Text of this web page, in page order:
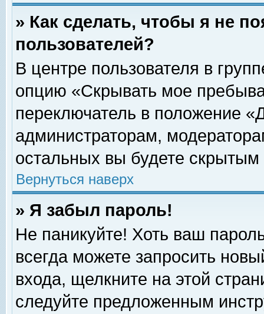
» Как сделать, чтобы я не
пользователей?
В центре пользователя в
опцию «Скрывать мое
переключатель в положение
администраторам,
остальных вы будете скрытым
Вернуться наверх
» Я забыл пароль!
Не паникуйте! Хоть ваш
всегда можете запросить
входа, щелкните на этой
следуйте предложенным